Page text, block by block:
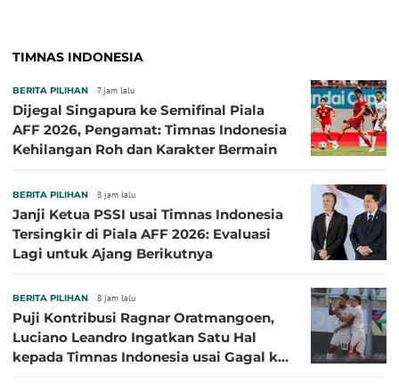
TIMNAS INDONESIA
BERITA PILIHAN 7 jam lalu
Dijegal Singapura ke Semifinal Piala
AFF 2026, Pengamat: Timnas Indonesia
Kehilangan Roh dan Karakter Bermain
BERITA PILIHAN 8 jam lalu
Janji Ketua PSSI usai Timnas Indonesia
Tersingkir di Piala AFF 2026: Evaluasi
Lagi untuk Ajang Berikutnya
BERITA PILIHAN 8 jam lalu
Puji Kontribusi Ragnar Oratmangoen,
Luciano Leandro Ingatkan Satu Hal
kepada Timnas Indonesia usai Gagal ke